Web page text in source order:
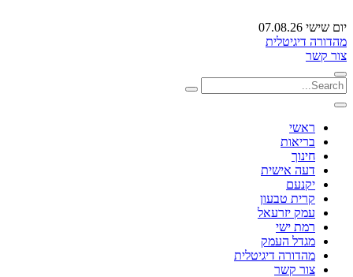
יום שישי 07.08.26
מהדורה דיגיטלית
צור קשר
ראשי
בריאות
חינוך
דעה אישית
יקנעם
קרית טבעון
עמק יזרעאל
רמת ישי
מגדל העמק
מהדורה דיגיטלית
צור קשר